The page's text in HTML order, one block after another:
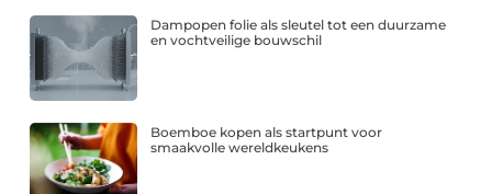
Dampopen folie als sleutel tot een duurzame
en vochtveilige bouwschil
Boemboe kopen als startpunt voor
smaakvolle wereldkeukens